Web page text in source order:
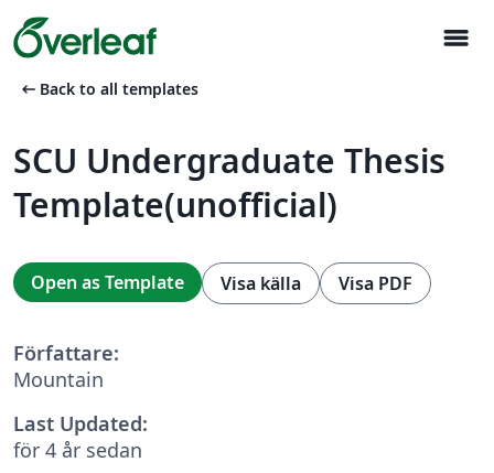
menu
arrow_left_alt Back to all templates
SCU Undergraduate Thesis
Template(unofficial)
Open as Template Visa källa Visa PDF
Författare:
Mountain
Last Updated:
för 4 år sedan